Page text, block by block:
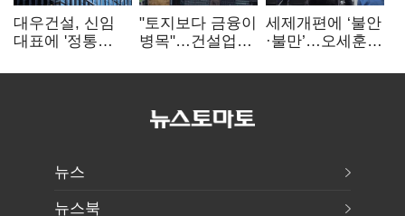
대우건설, 신임
대표에 '정통
부사장 내정
"토지보다 금융이
병목"…건설업계,
해소 목소리
세제개편에 ‘불안
·불만’…오세훈
더 힘들어질 것"
뉴스
뉴스북